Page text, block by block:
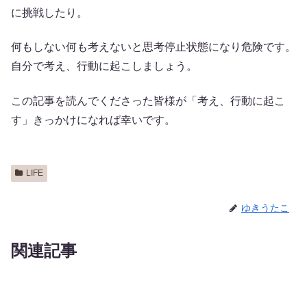
に挑戦したり。
何もしない何も考えないと思考停止状態になり危険です。
自分で考え、行動に起こしましょう。
この記事を読んでくださった皆様が「考え、行動に起こ
す」きっかけになれば幸いです。
LIFE
ゆきうたこ
関連記事